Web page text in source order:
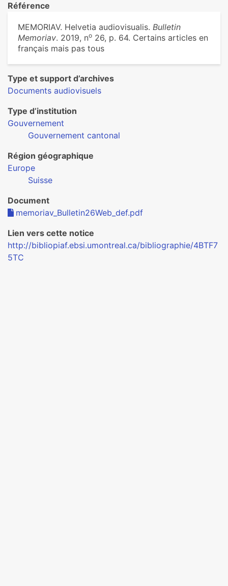
Référence
MEMORIAV. Helvetia audiovisualis. Bulletin
Memoriav. 2019, no 26, p. 64. Certains articles en
français mais pas tous
Type et support d’archives
Documents audiovisuels
Type d’institution
Gouvernement
Gouvernement cantonal
Région géographique
Europe
Suisse
Document
memoriav_Bulletin26Web_def.pdf
Lien vers cette notice
http://bibliopiaf.ebsi.umontreal.ca/bibliographie/4BTF7
5TC